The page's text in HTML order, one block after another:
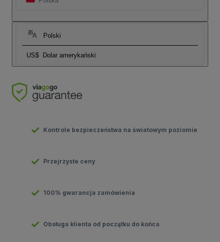
Polski
US$ Dolar amerykański
Kontrole bezpieczeństwa na światowym poziomie
Przejrzyste ceny
100% gwarancja zamówienia
Obsługa klienta od początku do końca